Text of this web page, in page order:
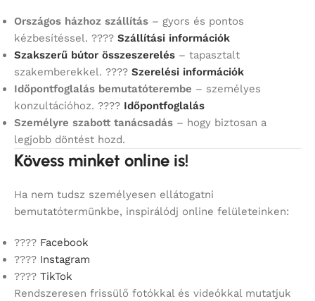
Országos házhoz szállítás – gyors és pontos
kézbesítéssel. ???? Szállítási információk
Szakszerű bútor összeszerelés – tapasztalt
szakemberekkel. ???? Szerelési információk
Időpontfoglalás bemutatóterembe – személyes
konzultációhoz. ???? Időpontfoglalás
Személyre szabott tanácsadás – hogy biztosan a
legjobb döntést hozd.
Kövess minket online is!
Ha nem tudsz személyesen ellátogatni
bemutatótermünkbe, inspirálódj online felületeinken:
???? Facebook
???? Instagram
???? TikTok
Rendszeresen frissülő fotókkal és videókkal mutatjuk